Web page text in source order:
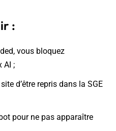
:
vous bloquez
AI ;
d’être repris dans la SGE
pour ne pas apparaître